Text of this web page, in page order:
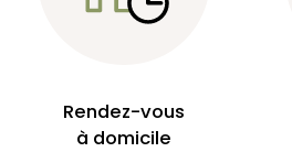
Rendez-vous
à domicile